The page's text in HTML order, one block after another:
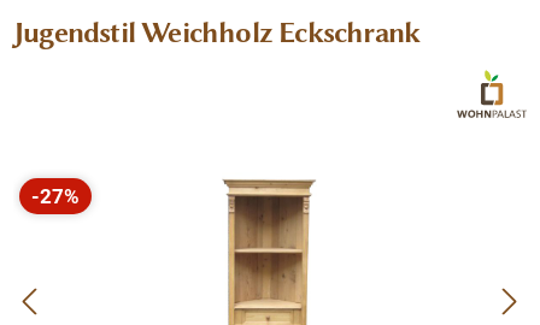
Jugendstil Weichholz Eckschrank
Bildergalerie überspringen
-27%
Rabatt